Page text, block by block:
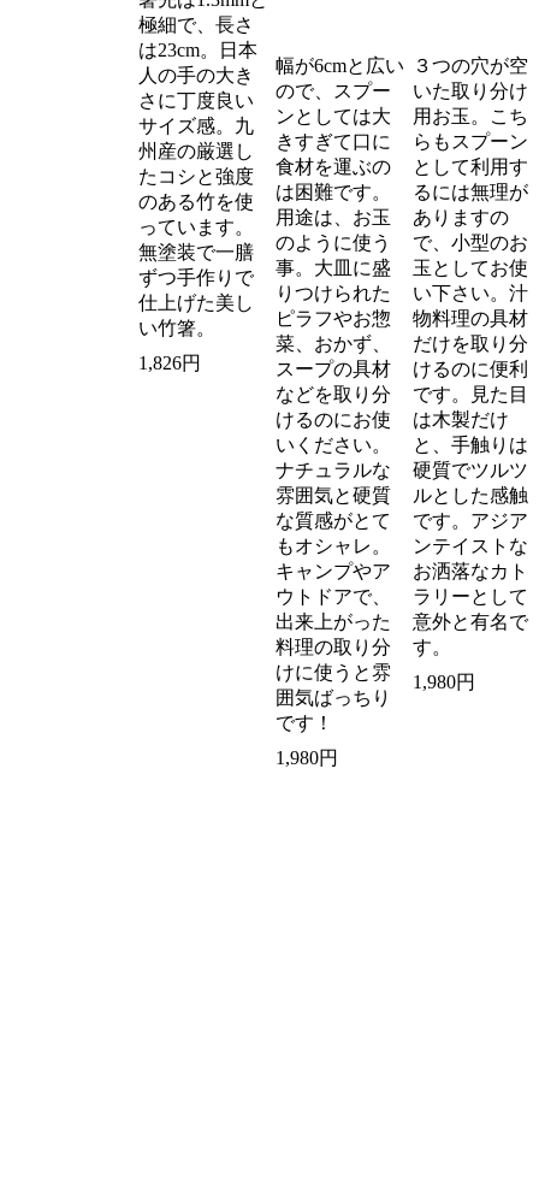
極細で、長さ
は23cm。日本
人の手の大き
さに丁度良い
サイズ感。九
州産の厳選し
たコシと強度
のある竹を使
っています。
無塗装で一膳
ずつ手作りで
仕上げた美し
い竹箸。
1,826円
幅が6cmと広い
ので、スプー
ンとしては大
きすぎて口に
食材を運ぶの
は困難です。
用途は、お玉
のように使う
事。大皿に盛
りつけられた
ピラフやお惣
菜、おかず、
スープの具材
などを取り分
けるのにお使
いください。
ナチュラルな
雰囲気と硬質
な質感がとて
もオシャレ。
キャンプやア
ウトドアで、
出来上がった
料理の取り分
けに使うと雰
囲気ばっちり
です！
1,980円
３つの穴が空
いた取り分け
用お玉。こち
らもスプーン
として利用す
るには無理が
ありますの
で、小型のお
玉としてお使
い下さい。汁
物料理の具材
だけを取り分
けるのに便利
です。見た目
は木製だけ
と、手触りは
硬質でツルツ
ルとした感触
です。アジア
ンテイストな
お洒落なカト
ラリーとして
意外と有名で
す。
1,980円